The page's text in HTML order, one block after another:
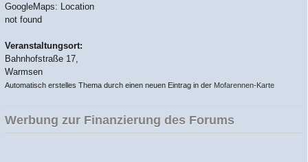
GoogleMaps: Location
not found
Veranstaltungsort:
Bahnhofstraße 17,
Warmsen
Automatisch erstelles Thema durch einen neuen Eintrag in der Mofarennen-Karte
Werbung zur Finanzierung des Forums